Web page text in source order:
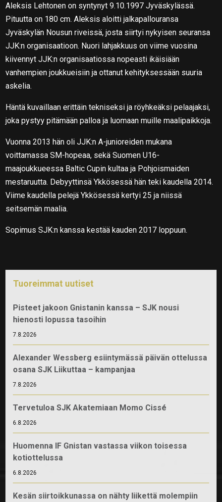
Aleksis Lehtonen on syntynyt 9.10.1997 Jyväskylässä.
Pituutta on 180 cm. Aleksis aloitti jalkapallouransa
Jyväskylän Nousun riveissä, josta siirtyi nykyisen seuransa
JJK:n organisaatioon. Nuori lahjakkuus on viime vuosina
kiivennyt JJK:n organisaatiossa nopeasti ikäisiään
vanhempien joukkueisiin ja ottanut kehityksessään suuria
askelia.
Häntä kuvaillaan erittäin tekniseksi ja röyhkeäksi pelaajaksi,
joka pystyy pitämään palloa ja luomaan muille maalipaikkoja.
Vuonna 2013 hän oli JJK:n A-junioreiden mukana
voittamassa SM-hopeaa, sekä Suomen U16-
maajoukkueessa Baltic Cupin kultaa ja Pohjoismaiden
mestaruutta. Debyyttinsä Ykkösessä hän teki kaudella 2014.
Viime kaudella pelejä Ykkösessä kertyi 25 ja niissä
seitsemän maalia.
Sopimus SJK:n kanssa kestää kauden 2017 loppuun.
Tuoreimmat uutiset
Pisteet jakoon Gnistanin kanssa – SJK nousi
hienosti lopussa tasoihin
7.8.2026
Alexander Wessberg esiintymässä päivän ottelussa
osana SJK Liikuttaa – kampanjaa
7.8.2026
Tervetuloa SJK Akatemiaan Momo Cissé
6.8.2026
Huomenna IF Gnistan vastassa viikon toisessa
kotiottelussa
6.8.2026
Kesän siirtoikkunassa on nähty liikettä molempiin